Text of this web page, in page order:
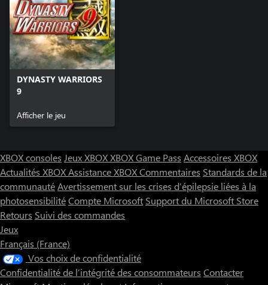
DYNASTY WARRIORS
9
Afficher le jeu
XBOX consoles Jeux XBOXXBOX Game Pass Accessoires XBOX
Actualités XBOXAssistance XBOXCommentaires Standards de la
communautéAvertissement sur les crises d’épilepsie liées à la
photosensibilitéCompte Microsoft Support du Microsoft Store
Retours Suivi des commandes
Jeux
Français (France)
Vos choix de confidentialité
Confidentialité de l’intégrité des consommateurs Contacter